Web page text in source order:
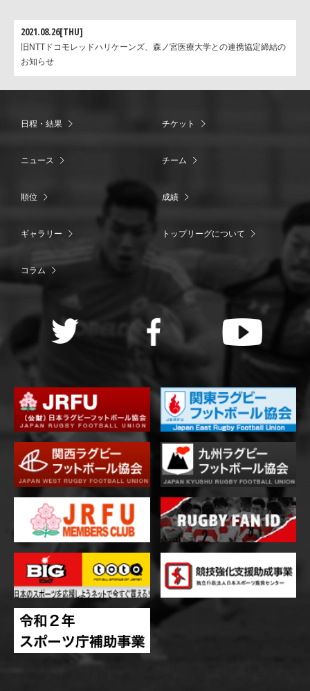
2021.08.26[THU]
旧NTTドコモレッドハリケーンズ、森ノ宮医療大学との連携協定締結の
お知らせ
日程・結果 チケット
ニュース チーム
順位 成績
ギャラリー トップリーグについて
コラム